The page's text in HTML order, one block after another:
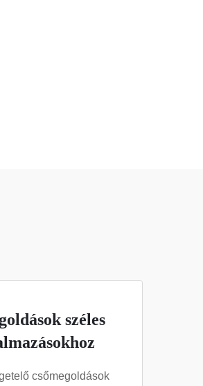
széles
csőmegoldások